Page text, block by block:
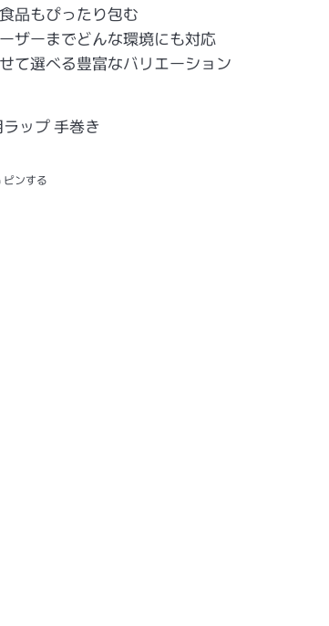
品もぴったり包む
ザーまでどんな環境にも対応
て選べる豊富なバリエーション
ップ 手巻き
に投稿する
ピンする